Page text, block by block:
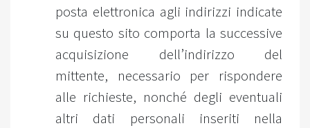
posta elettronica agli indirizzi indicate
su questo sito comporta la successive
acquisizione dell’indirizzo del
mittente, necessario per rispondere
alle richieste, nonché degli eventuali
altri dati personali inseriti nella